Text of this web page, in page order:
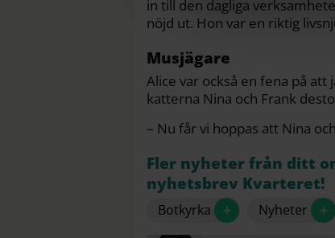
in till den dagliga
nöjd ut. Hon var en riktig
Musjägare
Alice var också en fena på
katterna Nina och Frank
– Nu får vi hoppas att Nina
Fler nyheter från ditt
nyhetsbrev Kvarteret!
Botkyrka + Nyheter +